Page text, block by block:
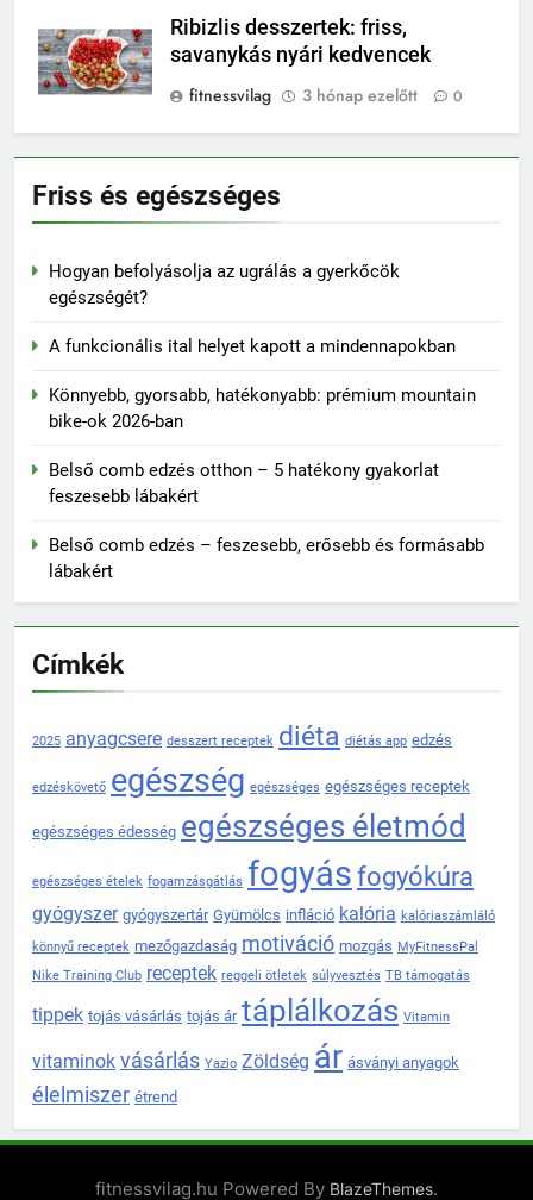
Ribizlis desszertek: friss,
savanykás nyári kedvencek
fitnessvilag
3 hónap ezelőtt 0
Friss és egészséges
Hogyan befolyásolja az ugrálás a gyerkőcök
egészségét?
A funkcionális ital helyet kapott a mindennapokban
Könnyebb, gyorsabb, hatékonyabb: prémium mountain
bike-ok 2026-ban
Belső comb edzés otthon – 5 hatékony gyakorlat
feszesebb lábakért
Belső comb edzés – feszesebb, erősebb és formásabb
lábakért
Címkék
2025 anyagcsere desszert receptek diéta diétás app edzés
edzéskövető egészség egészséges egészséges receptek
egészséges édesség egészséges életmód
egészséges ételek fogamzásgátlás fogyás fogyókúra
gyógyszer gyógyszertár Gyümölcs infláció kalória kalóriaszámláló
könnyű receptek mezőgazdaság motiváció mozgás MyFitnessPal
Nike Training Club receptek reggeli ötletek súlyvesztés TB támogatás
tippek tojás vásárlás tojás ár táplálkozás Vitamin
vitaminok vásárlás Yazio Zöldség ár ásványi anyagok
élelmiszer étrend
fitnessvilag.hu Powered By BlazeThemes.